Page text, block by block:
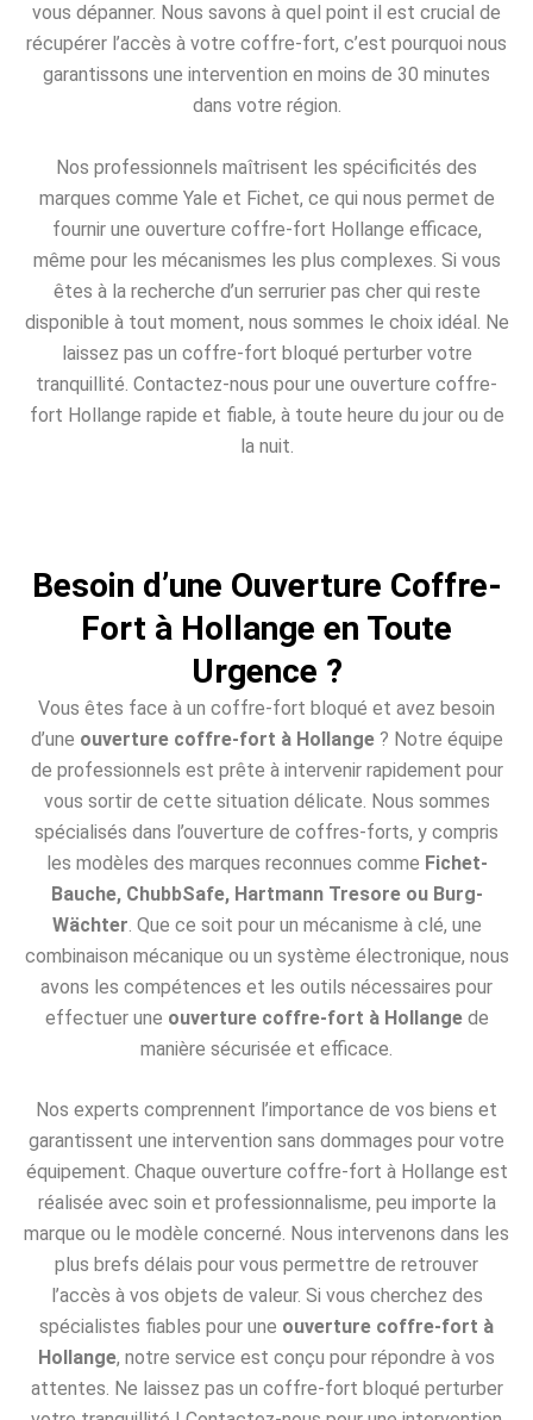
vous dépanner. Nous savons à quel point il est crucial de
récupérer l’accès à votre coffre-fort, c’est pourquoi nous
garantissons une intervention en moins de 30 minutes
dans votre région.
Nos professionnels maîtrisent les spécificités des
marques comme Yale et Fichet, ce qui nous permet de
fournir une ouverture coffre-fort Hollange efficace,
même pour les mécanismes les plus complexes. Si vous
êtes à la recherche d’un serrurier pas cher qui reste
disponible à tout moment, nous sommes le choix idéal. Ne
laissez pas un coffre-fort bloqué perturber votre
tranquillité. Contactez-nous pour une ouverture coffre-
fort Hollange rapide et fiable, à toute heure du jour ou de
la nuit.
Besoin d’une Ouverture Coffre-
Fort à Hollange en Toute
Urgence ?
Vous êtes face à un coffre-fort bloqué et avez besoin
d’une ouverture coffre-fort à Hollange? Notre équipe
de professionnels est prête à intervenir rapidement pour
vous sortir de cette situation délicate. Nous sommes
spécialisés dans l’ouverture de coffres-forts, y compris
les modèles des marques reconnues comme Fichet-
Bauche, ChubbSafe, Hartmann Tresore ou Burg-
Wächter . Que ce soit pour un mécanisme à clé, une
combinaison mécanique ou un système électronique, nous
avons les compétences et les outils nécessaires pour
effectuer une ouverture coffre-fort à Hollangede
manière sécurisée et efficace.
Nos experts comprennent l’importance de vos biens et
garantissent une intervention sans dommages pour votre
équipement. Chaque ouverture coffre-fort à Hollange est
réalisée avec soin et professionnalisme, peu importe la
marque ou le modèle concerné. Nous intervenons dans les
plus brefs délais pour vous permettre de retrouver
l’accès à vos objets de valeur. Si vous cherchez des
spécialistes fiables pour une ouverture coffre-fort à
Hollange, notre service est conçu pour répondre à vos
attentes. Ne laissez pas un coffre-fort bloqué perturber